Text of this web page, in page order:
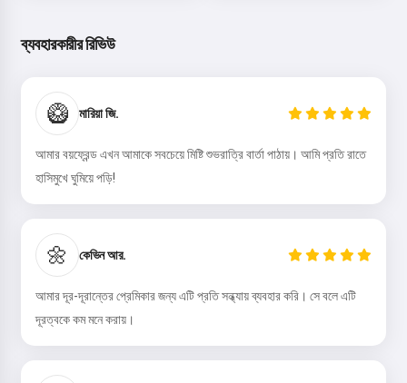
ব্যবহারকারীর রিভিউ
🥝 মারিয়া জি.
আমার বয়ফ্রেন্ড এখন আমাকে সবচেয়ে মিষ্টি শুভরাত্রি বার্তা পাঠায়। আমি প্রতি রাতে
হাসিমুখে ঘুমিয়ে পড়ি!
🌼 কেভিন আর.
আমার দূর-দূরান্তের প্রেমিকার জন্য এটি প্রতি সন্ধ্যায় ব্যবহার করি। সে বলে এটি
দূরত্বকে কম মনে করায়।